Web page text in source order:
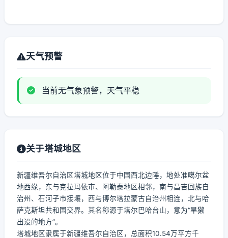
天气预警
当前无气象预警，天气平稳
关于塔城地区
新疆维吾尔自治区塔城地区位于中国西北边陲，地处准噶尔盆
地西缘，东与克拉玛依市、阿勒泰地区相邻，南与昌吉回族自
治州、石河子市接壤，西与博尔塔拉蒙古自治州相连，北与哈
萨克斯坦共和国交界。其名称源于塔尔巴哈台山，意为“旱獭
出没的地方”。
塔城地区隶属于新疆维吾尔自治区，总面积10.54万平方千